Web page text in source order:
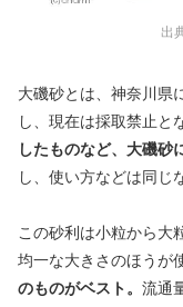
出
大磯砂とは、神奈川県
し、現在は採取禁止と
したものなど、大磯砂
し、使い方などは同じ
この砂利は小粒から大
均一な大きさのほうが
のものがベスト。 流通